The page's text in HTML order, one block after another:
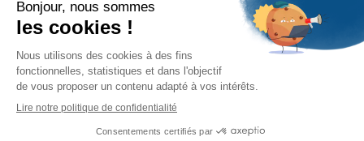
ENI elearning
La solution de formation à l'informatique en ligne,
disponible en 5 langues
Certifications ENI
Certifications à l'informatique